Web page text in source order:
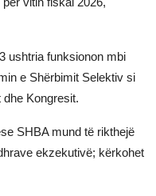
ushtria funksionon mbi
e Shërbimit Selektiv si
Kongresit.
SHBA mund të rikthejë
ekzekutivë; kërkohet